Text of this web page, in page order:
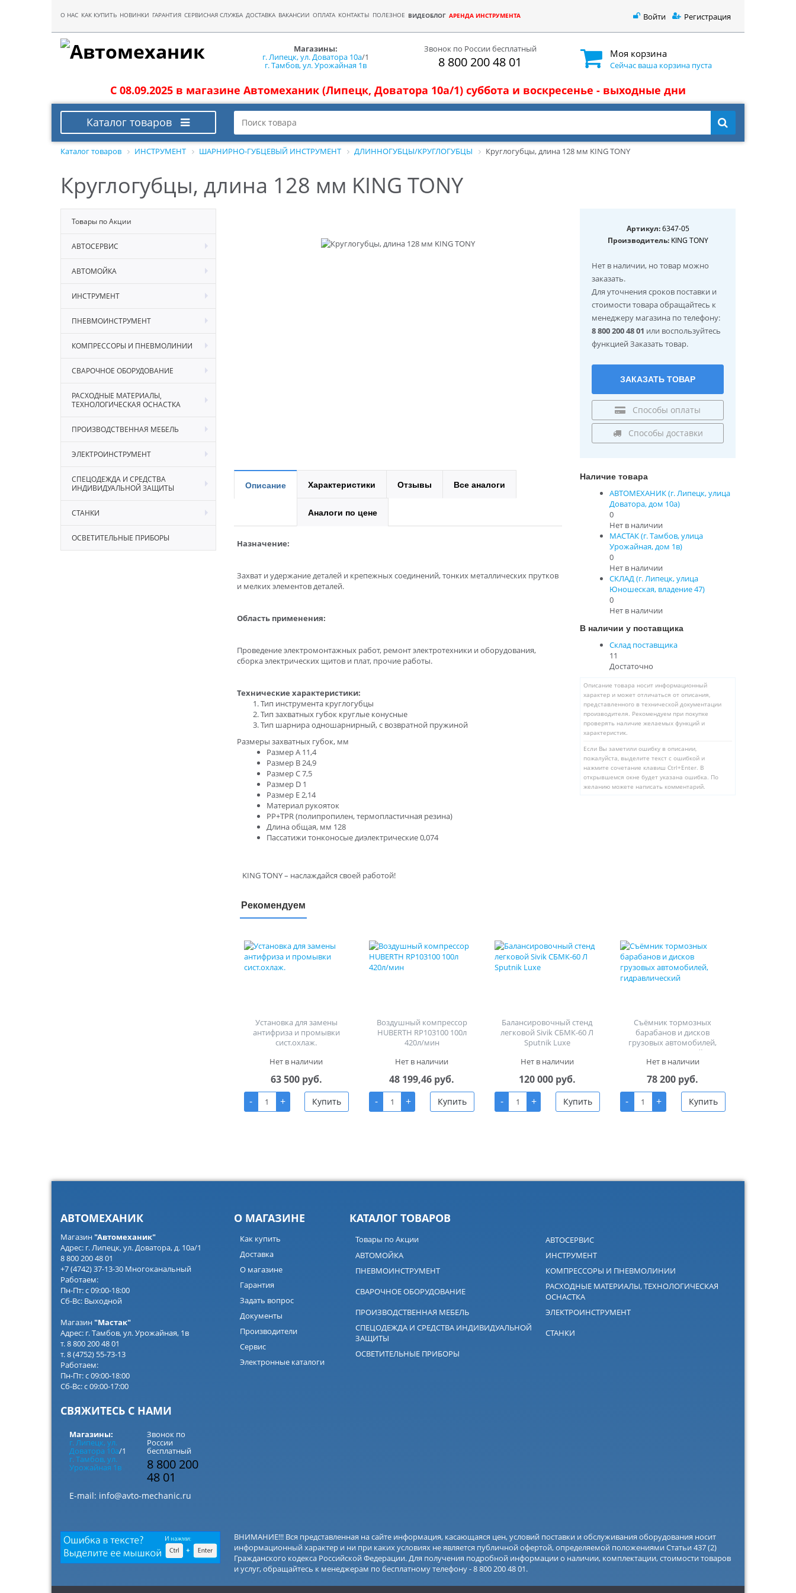
О НАС КАК КУПИТЬ НОВИНКИ ГАРАНТИЯ СЕРВИСНАЯ СЛУЖБА ДОСТАВКА ВАКАНСИИ ОПЛАТА КОНТАКТЫ ПОЛЕЗНОЕ ВИДЕОБЛОГ АРЕНДА ИНСТРУМЕНТА Войти Регистрация
Магазины:
г. Липецк, ул. Доватора 10а/1
г. Тамбов, ул. Урожайная 1в
Звонок по России бесплатный
8 800 200 48 01
Моя корзина
Сейчас ваша корзина пуста
С 08.09.2025 в магазине Автомеханик (Липецк, Доватора 10а/1) суббота и воскресенье - выходные дни
Каталог товаров
Каталог товаров ИНСТРУМЕНТ ШАРНИРНО-ГУБЦЕВЫЙ ИНСТРУМЕНТ ДЛИННОГУБЦЫ/КРУГЛОГУБЦЫ Круглогубцы, длина 128 мм KING TONY
Круглогубцы, длина 128 мм KING TONY
Товары по Акции
АВТОСЕРВИС
АВТОМОЙКА
ИНСТРУМЕНТ
ПНЕВМОИНСТРУМЕНТ
КОМПРЕССОРЫ И ПНЕВМОЛИНИИ
СВАРОЧНОЕ ОБОРУДОВАНИЕ
РАСХОДНЫЕ МАТЕРИАЛЫ,
ТЕХНОЛОГИЧЕСКАЯ ОСНАСТКА
ПРОИЗВОДСТВЕННАЯ МЕБЕЛЬ
ЭЛЕКТРОИНСТРУМЕНТ
СПЕЦОДЕЖДА И СРЕДСТВА
ИНДИВИДУАЛЬНОЙ ЗАЩИТЫ
СТАНКИ
ОСВЕТИТЕЛЬНЫЕ ПРИБОРЫ
Артикул:6347-05
Производитель:KING TONY
Нет в наличии, но товар можно
заказать.
Для уточнения сроков поставки и
стоимости товара обращайтесь к
менеджеру магазина по телефону:
8 800 200 48 01 или воспользуйтесь
функцией Заказать товар.
ЗАКАЗАТЬ ТОВАР
Способы оплаты
Способы доставки
Описание Характеристики Отзывы Все аналоги
Аналоги по цене
Назначение:
Захват и удержание деталей и крепежных соединений, тонких металлических прутков
и мелких элементов деталей.
Область применения:
Проведение электромонтажных работ, ремонт электротехники и оборудования,
сборка электрических щитов и плат, прочие работы.
Технические характеристики:
Тип инструмента круглогубцы
Тип захватных губок круглые конусные
Тип шарнира одношарнирный, с возвратной пружиной
Размеры захватных губок, мм
Размер A 11,4
Размер B 24,9
Размер C 7,5
Размер D 1
Размер E 2,14
Материал рукояток
PP+TPR (полипропилен, термопластичная резина)
Длина общая, мм 128
Пассатижи тонконосые диэлектрические 0,074
KING TONY – наслаждайся своей работой!
Наличие товара
АВТОМЕХАНИК (г. Липецк, улица
Доватора, дом 10а)
0
Нет в наличии
МАСТАК (г. Тамбов, улица
Урожайная, дом 1в)
0
Нет в наличии
СКЛАД (г. Липецк, улица
Юношеская, владение 47)
0
Нет в наличии
В наличии у поставщика
Склад поставщика
11
Достаточно
Описание товара носит информационный
характер и может отличаться от описания,
представленного в технической документации
производителя. Рекомендуем при покупке
проверять наличие желаемых функций и
характеристик.
Если Вы заметили ошибку в описании,
пожалуйста, выделите текст с ошибкой и
нажмите сочетание клавиш Ctrl+Enter. В
открывшемся окне будет указана ошибка. По
желанию можете написать комментарий.
Рекомендуем
Установка для замены
антифриза и промывки
сист.охлаж.
Нет в наличии
63 500 руб.
-
+ Купить
Воздушный компрессор
HUBERTH RP103100 100л
420л/мин
Нет в наличии
48 199,46 руб.
-
+ Купить
Балансировочный стенд
легковой Sivik СБМК-60 Л
Sputnik Luxe
Нет в наличии
120 000 руб.
-
+ Купить
Съёмник тормозных
барабанов и дисков
грузовых автомобилей,
гидравлический
Нет в наличии
78 200 руб.
-
+ Купить
АВТОМЕХАНИК
Магазин"Автомеханик"
Адрес: г. Липецк, ул. Доватора, д. 10а/1
8 800 200 48 01
+7 (4742) 37-13-30 Многоканальный
Работаем:
Пн-Пт: с 09:00-18:00
Сб-Вс: Выходной
Магазин "Мастак"
Адрес: г. Тамбов, ул. Урожайная, 1в
т. 8 800 200 48 01
т. 8 (4752) 55-73-13
Работаем:
Пн-Пт: с 09:00-18:00
Сб-Вс: с 09:00-17:00
СВЯЖИТЕСЬ С НАМИ
Магазины:
г. Липецк, ул.
Доватора 10а/1
г. Тамбов, ул.
Урожайная 1в
Звонок по
России
бесплатный
8 800 200
48 01
E-mail: info@avto-mechanic.ru
О МАГАЗИНЕ
Как купить
Доставка
О магазине
Гарантия
Задать вопрос
Документы
Производители
Сервис
Электронные каталоги
КАТАЛОГ ТОВАРОВ
Товары по Акции
АВТОСЕРВИС
АВТОМОЙКА
ИНСТРУМЕНТ
ПНЕВМОИНСТРУМЕНТ
КОМПРЕССОРЫ И ПНЕВМОЛИНИИ
СВАРОЧНОЕ ОБОРУДОВАНИЕ
РАСХОДНЫЕ МАТЕРИАЛЫ, ТЕХНОЛОГИЧЕСКАЯ
ОСНАСТКА
ПРОИЗВОДСТВЕННАЯ МЕБЕЛЬ
ЭЛЕКТРОИНСТРУМЕНТ
СПЕЦОДЕЖДА И СРЕДСТВА ИНДИВИДУАЛЬНОЙ
ЗАЩИТЫ
СТАНКИ
ОСВЕТИТЕЛЬНЫЕ ПРИБОРЫ
ВНИМАНИЕ!!! Вся представленная на сайте информация, касающаяся цен, условий поставки и обслуживания оборудования носит
информационный характер и ни при каких условиях не является публичной офертой, определяемой положениями Статьи 437 (2)
Гражданского кодекса Российской Федерации. Для получения подробной информации о наличии, комплектации, стоимости товаров
и услуг, обращайтесь к менеджерам по бесплатному телефону - 8 800 200 48 01.